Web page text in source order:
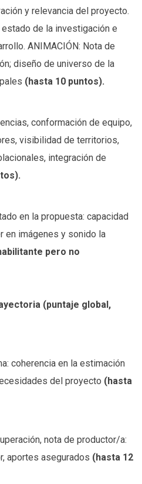
y relevancia del proyecto.
estado de la investigación e
ANIMACIÓN: Nota de
diseño de universo de la
(hasta 10 puntos).
conformación de equipo,
visibilidad de territorios,
integración de
en la propuesta: capacidad
en imágenes y sonido la
pero no
(puntaje global,
coherencia en la estimación
del proyecto (hasta
nota de productor/a:
aportes asegurados (hasta 12